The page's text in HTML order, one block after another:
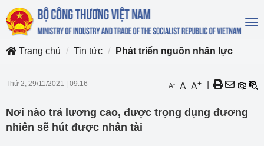
Trang chủ
Tin tức Phát triển nguồn nhân lực
Thứ 2, 29/11/2021 09:16 A- A A+
Nơi nào trả lương cao, được trọng dụng đương
nhiên sẽ hút được nhân tài